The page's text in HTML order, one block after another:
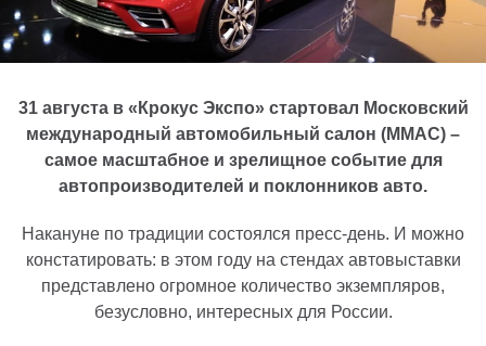
31 августа в «Крокус Экспо» стартовал Московский
международный автомобильный салон (ММАС) –
самое масштабное и зрелищное событие для
автопроизводителей и поклонников авто.
Накануне по традиции состоялся пресс-день. И можно
констатировать: в этом году на стендах автовыставки
представлено огромное количество экземпляров,
безусловно, интересных для России.